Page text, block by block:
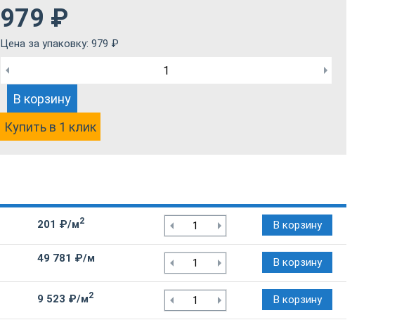
979 ₽
Цена за упаковку: 979 ₽
В корзину
Купить в 1 клик
201 ₽/м2 В корзину
49 781 ₽/м В корзину
9 523 ₽/м2 В корзину